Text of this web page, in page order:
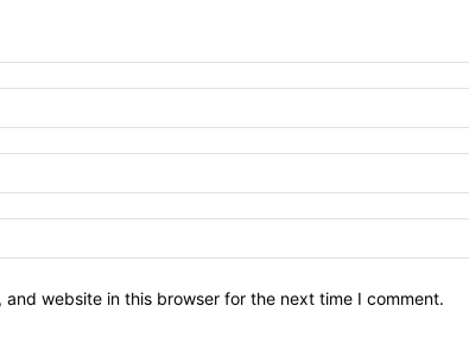
and website in this browser for the next time I comment.